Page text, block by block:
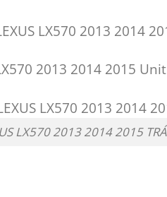
LX570 2013 2014
2013 2014 2015
LX570 2013 2014 2015